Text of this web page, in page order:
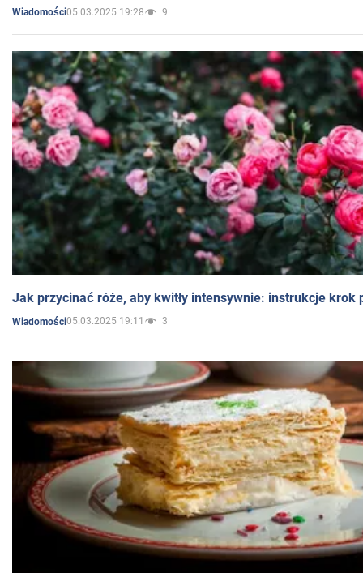
Wiadomości05.03.2025 19:28 9
Jak przycinać róże, aby kwitły intensywnie: instrukcje krok
Wiadomości05.03.2025 19:11 3